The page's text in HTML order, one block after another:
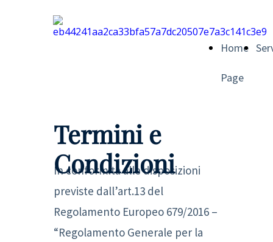
Home
Page
Termini e
Condizioni
In conformità alle disposizioni
previste dall’art.13 del
Regolamento Europeo 679/2016 –
“Regolamento Generale per la